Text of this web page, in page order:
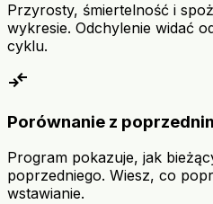
Przyrosty, śmiertelność i
wykresie. Odchylenie widać
cyklu.
compare_arrows
Porównanie z
Program pokazuje, jak
poprzedniego. Wiesz, co
wstawianie.